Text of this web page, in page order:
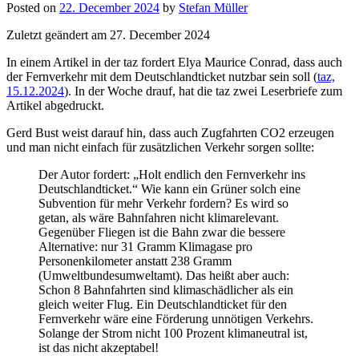
Posted on 22. December 2024 by Stefan Müller
Zuletzt geändert am 27. December 2024
In einem Artikel in der taz fordert Elya Maurice Conrad, dass auch
der Fernverkehr mit dem Deutschlandticket nutzbar sein soll (taz,
15.12.2024). In der Woche drauf, hat die taz zwei Leserbriefe zum
Artikel abgedruckt.
Gerd Bust weist darauf hin, dass auch Zugfahrten CO2 erzeugen
und man nicht einfach für zusätzlichen Verkehr sorgen sollte:
Der Autor fordert: „Holt endlich den Fernverkehr ins
Deutschlandticket.“ Wie kann ein Grüner solch eine
Subvention für mehr Verkehr fordern? Es wird so
getan, als wäre Bahnfahren nicht klimarelevant.
Gegenüber Fliegen ist die Bahn zwar die bessere
Alternative: nur 31 Gramm Klimagase pro
Personenkilometer anstatt 238 Gramm
(Umweltbundesumweltamt). Das heißt aber auch:
Schon 8 Bahnfahrten sind klimaschädlicher als ein
gleich weiter Flug. Ein Deutschlandticket für den
Fernverkehr wäre eine Förderung unnötigen Verkehrs.
Solange der Strom nicht 100 Prozent klimaneutral ist,
ist das nicht akzeptabel!